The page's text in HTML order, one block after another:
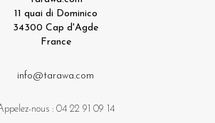
11 quai di Dominico
34300 Cap d'Agde
France
info@tarawa.com
nous : 04 22 91 09 14